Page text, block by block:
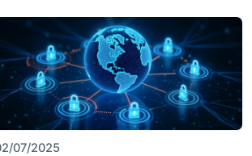
07/2025